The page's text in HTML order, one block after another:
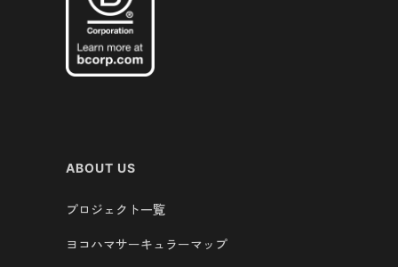
ABOUT US
プロジェクト一覧
ヨコハマサーキュラーマップ